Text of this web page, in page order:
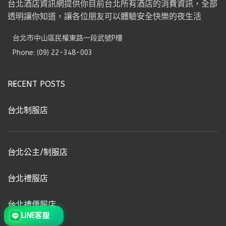
台北酒店資訊網提供你目前台北所有酒店的消費資訊，全部
透明讓你知道，讓各位朋友可以體驗安全快樂的夜生活
台北市中山區民權東路一段武號P樓
Phone: (09) 22-348-003
RECENT POSTS
台北制服店
台北公主/制服店
台北禮服店
台北禮便服店
LINE客服